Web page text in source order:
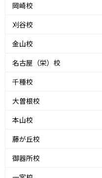
岡崎校
刈谷校
金山校
名古屋（栄）校
千種校
大曽根校
本山校
藤が丘校
御器所校